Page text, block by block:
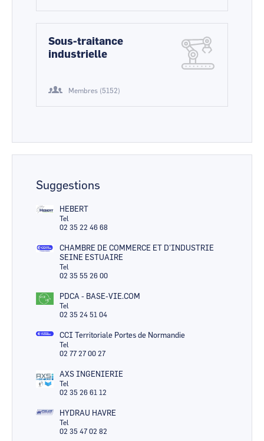
Sous-traitance
industrielle
Membres (5152)
Suggestions
HEBERT
Tel
02 35 22 46 68
CHAMBRE DE COMMERCE ET D'INDUSTRIE
SEINE ESTUAIRE
Tel
02 35 55 26 00
PDCA - BASE-VIE.COM
Tel
02 35 24 51 04
CCI Territoriale Portes de Normandie
Tel
02 77 27 00 27
AXS INGENIERIE
Tel
02 35 26 61 12
HYDRAU HAVRE
Tel
02 35 47 02 82